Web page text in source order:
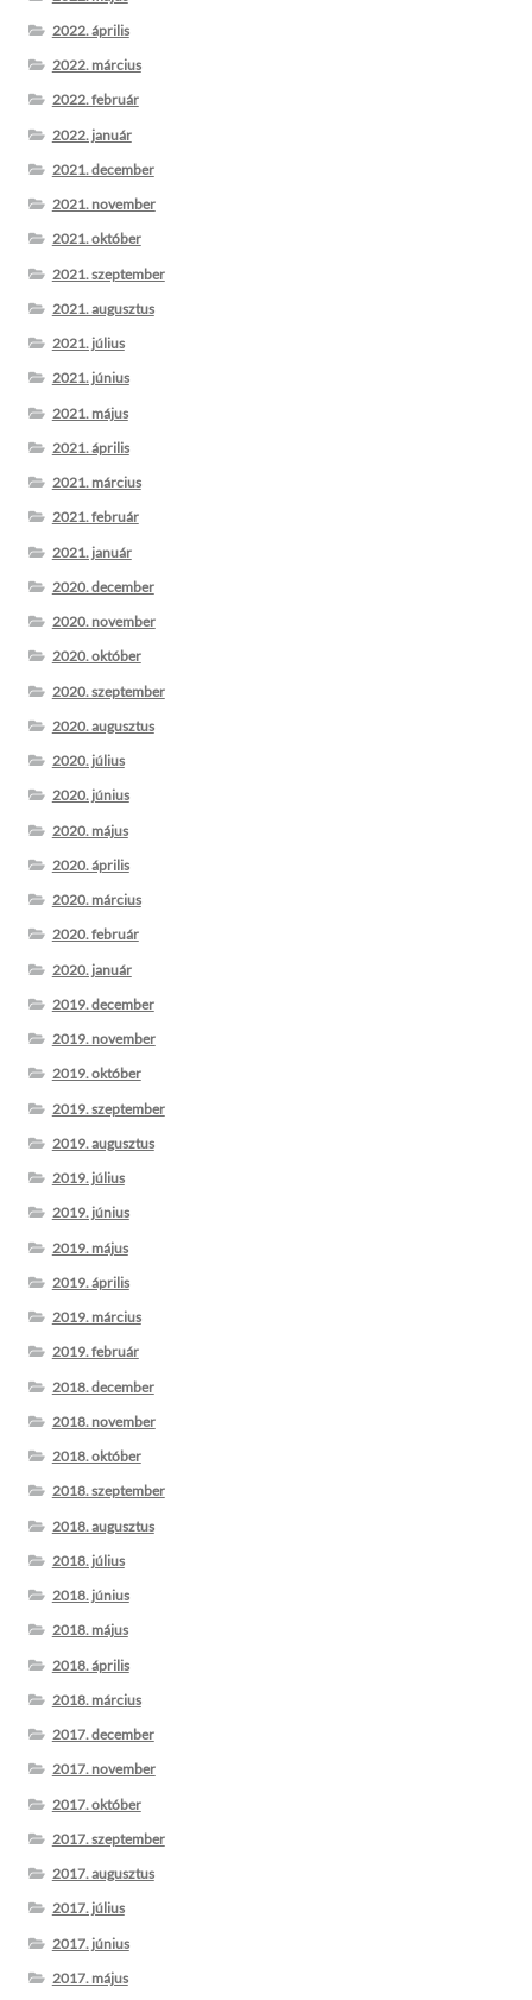
2022. április
2022. március
2022. február
2022. január
2021. december
2021. november
2021. október
2021. szeptember
2021. augusztus
2021. július
2021. június
2021. május
2021. április
2021. március
2021. február
2021. január
2020. december
2020. november
2020. október
2020. szeptember
2020. augusztus
2020. július
2020. június
2020. május
2020. április
2020. március
2020. február
2020. január
2019. december
2019. november
2019. október
2019. szeptember
2019. augusztus
2019. július
2019. június
2019. május
2019. április
2019. március
2019. február
2018. december
2018. november
2018. október
2018. szeptember
2018. augusztus
2018. július
2018. június
2018. május
2018. április
2018. március
2017. december
2017. november
2017. október
2017. szeptember
2017. augusztus
2017. július
2017. június
2017. május